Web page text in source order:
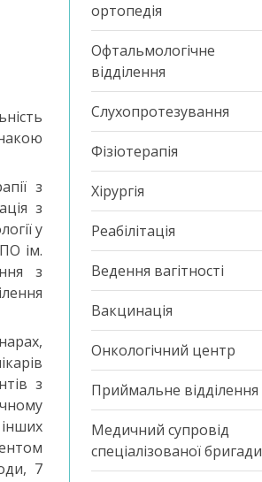
з
з
у
ім.
з
з
7
ортопедія
Офтальмологічне
відділення
Слухопротезування
Фізіотерапія
Хірургія
Реабілітація
Ведення вагітності
Вакцинація
Онкологічний центр
Приймальне відділення
Медичний супровід
спеціалізованої бригади